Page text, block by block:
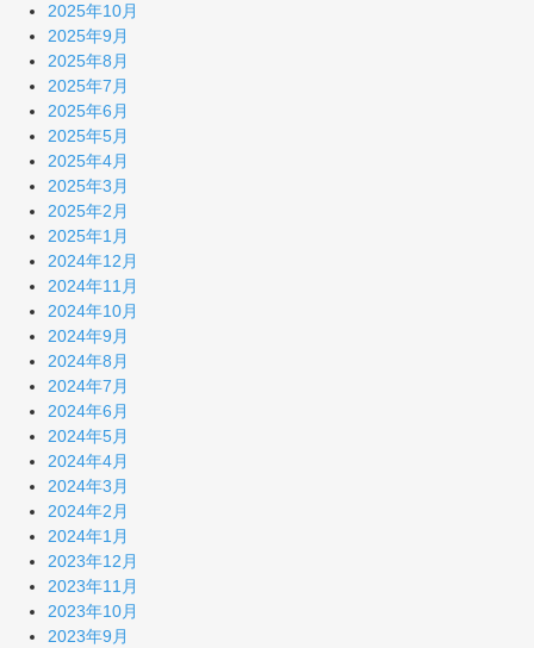
2025年10月
2025年9月
2025年8月
2025年7月
2025年6月
2025年5月
2025年4月
2025年3月
2025年2月
2025年1月
2024年12月
2024年11月
2024年10月
2024年9月
2024年8月
2024年7月
2024年6月
2024年5月
2024年4月
2024年3月
2024年2月
2024年1月
2023年12月
2023年11月
2023年10月
2023年9月